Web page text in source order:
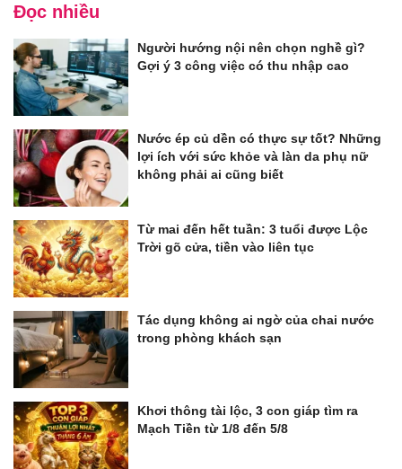
Đọc nhiều
Người hướng nội nên chọn nghề gì?
Gợi ý 3 công việc có thu nhập cao
Nước ép củ dền có thực sự tốt? Những
lợi ích với sức khỏe và làn da phụ nữ
không phải ai cũng biết
Từ mai đến hết tuần: 3 tuổi được Lộc
Trời gõ cửa, tiền vào liên tục
Tác dụng không ai ngờ của chai nước
trong phòng khách sạn
Khơi thông tài lộc, 3 con giáp tìm ra
Mạch Tiền từ 1/8 đến 5/8